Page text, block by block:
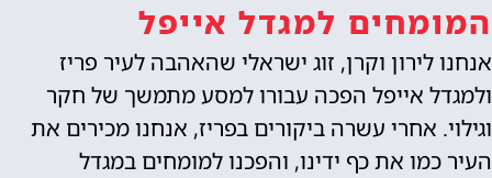
המומחים למגדל אייפל
אנחנו לירון וקרן, זוג ישראלי שהאהבה לעיר פריז
ולמגדל אייפל הפכה עבורו למסע מתמשך של חקר
וגילוי. אחרי עשרה ביקורים בפריז, אנחנו מכירים את
העיר כמו את כף ידינו, והפכנו למומחים במגדל